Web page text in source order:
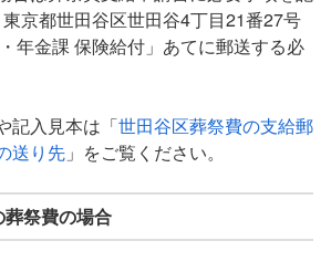
京都世田谷区世田谷4丁目21番27号
年金課 保険給付」あてに郵送する必
記入見本は「世田谷区葬祭費の支給郵
送り先 」をご覧ください。
祭費の場合